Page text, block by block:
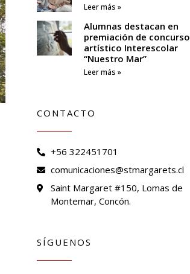
Leer más »
Alumnas destacan en
premiación de concurso
artístico Interescolar
“Nuestro Mar”
Leer más »
CONTACTO
+56 322451701
comunicaciones@stmargarets.cl
Saint Margaret #150, Lomas de
Montemar, Concón.
SÍGUENOS